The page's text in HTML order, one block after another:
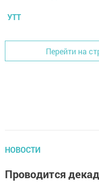
УТТ
Перейти на
НОВОСТИ
Проводится